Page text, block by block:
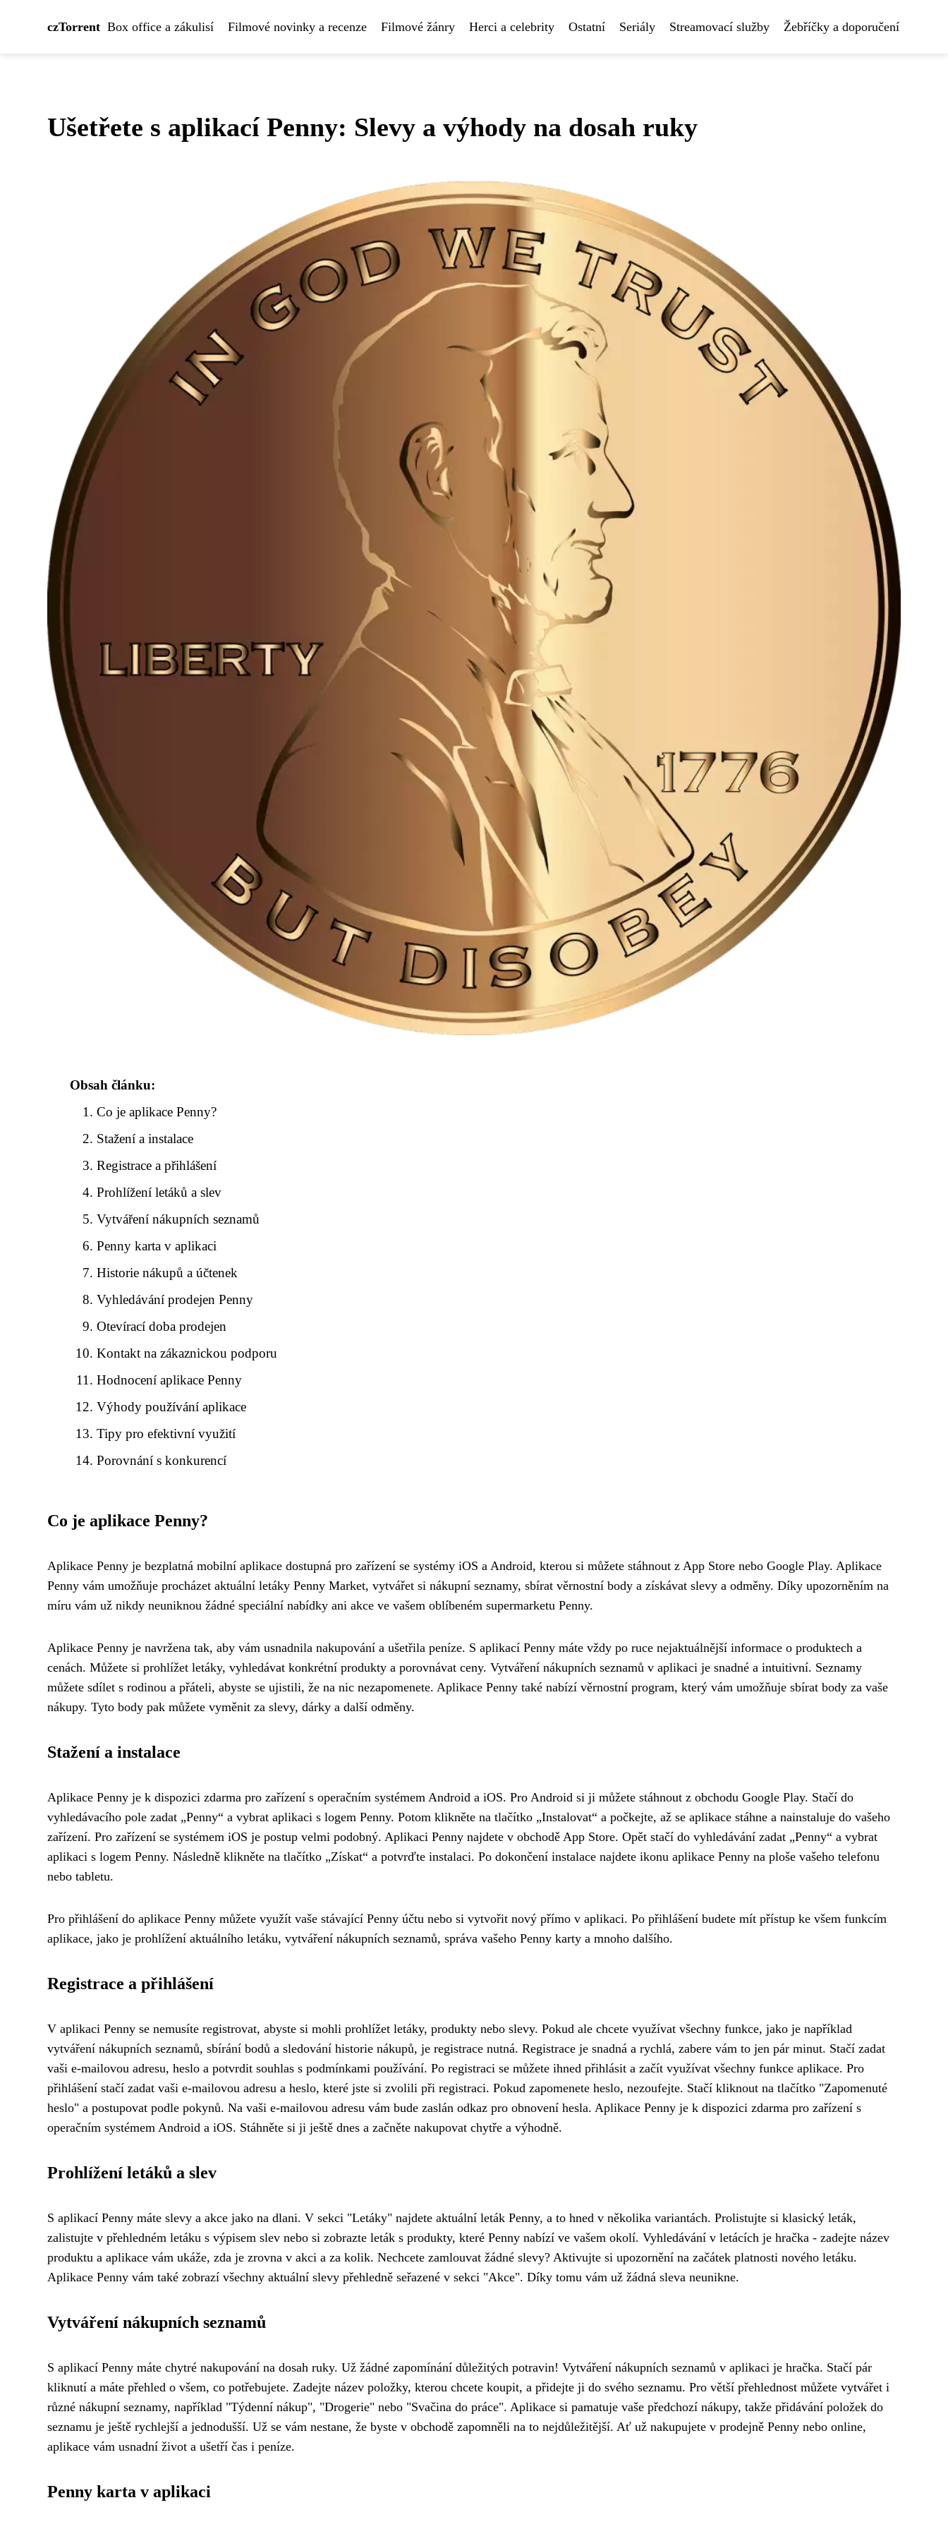
czTorrent Box office a zákulisí Filmové novinky a recenze Filmové žánry Herci a celebrity Ostatní Seriály Streamovací služby Žebříčky a doporučení
Ušetřete s aplikací Penny: Slevy a výhody na dosah ruky
Obsah článku:
Co je aplikace Penny?
Stažení a instalace
Registrace a přihlášení
Prohlížení letáků a slev
Vytváření nákupních seznamů
Penny karta v aplikaci
Historie nákupů a účtenek
Vyhledávání prodejen Penny
Otevírací doba prodejen
Kontakt na zákaznickou podporu
Hodnocení aplikace Penny
Výhody používání aplikace
Tipy pro efektivní využití
Porovnání s konkurencí
Co je aplikace Penny?
Aplikace Penny je bezplatná mobilní aplikace dostupná pro zařízení se systémy iOS a Android, kterou si můžete stáhnout z App Store nebo Google Play. Aplikace
Penny vám umožňuje procházet aktuální letáky Penny Market, vytvářet si nákupní seznamy, sbírat věrnostní body a získávat slevy a odměny. Díky upozorněním na
míru vám už nikdy neuniknou žádné speciální nabídky ani akce ve vašem oblíbeném supermarketu Penny.
Aplikace Penny je navržena tak, aby vám usnadnila nakupování a ušetřila peníze. S aplikací Penny máte vždy po ruce nejaktuálnější informace o produktech a
cenách. Můžete si prohlížet letáky, vyhledávat konkrétní produkty a porovnávat ceny. Vytváření nákupních seznamů v aplikaci je snadné a intuitivní. Seznamy
můžete sdílet s rodinou a přáteli, abyste se ujistili, že na nic nezapomenete. Aplikace Penny také nabízí věrnostní program, který vám umožňuje sbírat body za vaše
nákupy. Tyto body pak můžete vyměnit za slevy, dárky a další odměny.
Stažení a instalace
Aplikace Penny je k dispozici zdarma pro zařízení s operačním systémem Android a iOS. Pro Android si ji můžete stáhnout z obchodu Google Play. Stačí do
vyhledávacího pole zadat „Penny“ a vybrat aplikaci s logem Penny. Potom klikněte na tlačítko „Instalovat“ a počkejte, až se aplikace stáhne a nainstaluje do vašeho
zařízení. Pro zařízení se systémem iOS je postup velmi podobný. Aplikaci Penny najdete v obchodě App Store. Opět stačí do vyhledávání zadat „Penny“ a vybrat
aplikaci s logem Penny. Následně klikněte na tlačítko „Získat“ a potvrďte instalaci. Po dokončení instalace najdete ikonu aplikace Penny na ploše vašeho telefonu
nebo tabletu.
Pro přihlášení do aplikace Penny můžete využít vaše stávající Penny účtu nebo si vytvořit nový přímo v aplikaci. Po přihlášení budete mít přístup ke všem funkcím
aplikace, jako je prohlížení aktuálního letáku, vytváření nákupních seznamů, správa vašeho Penny karty a mnoho dalšího.
Registrace a přihlášení
V aplikaci Penny se nemusíte registrovat, abyste si mohli prohlížet letáky, produkty nebo slevy. Pokud ale chcete využívat všechny funkce, jako je například
vytváření nákupních seznamů, sbírání bodů a sledování historie nákupů, je registrace nutná. Registrace je snadná a rychlá, zabere vám to jen pár minut. Stačí zadat
vaši e-mailovou adresu, heslo a potvrdit souhlas s podmínkami používání. Po registraci se můžete ihned přihlásit a začít využívat všechny funkce aplikace. Pro
přihlášení stačí zadat vaši e-mailovou adresu a heslo, které jste si zvolili při registraci. Pokud zapomenete heslo, nezoufejte. Stačí kliknout na tlačítko "Zapomenuté
heslo" a postupovat podle pokynů. Na vaši e-mailovou adresu vám bude zaslán odkaz pro obnovení hesla. Aplikace Penny je k dispozici zdarma pro zařízení s
operačním systémem Android a iOS. Stáhněte si ji ještě dnes a začněte nakupovat chytře a výhodně.
Prohlížení letáků a slev
S aplikací Penny máte slevy a akce jako na dlani. V sekci "Letáky" najdete aktuální leták Penny, a to hned v několika variantách. Prolistujte si klasický leták,
zalistujte v přehledném letáku s výpisem slev nebo si zobrazte leták s produkty, které Penny nabízí ve vašem okolí. Vyhledávání v letácích je hračka - zadejte název
produktu a aplikace vám ukáže, zda je zrovna v akci a za kolik. Nechcete zamlouvat žádné slevy? Aktivujte si upozornění na začátek platnosti nového letáku.
Aplikace Penny vám také zobrazí všechny aktuální slevy přehledně seřazené v sekci "Akce". Díky tomu vám už žádná sleva neunikne.
Vytváření nákupních seznamů
S aplikací Penny máte chytré nakupování na dosah ruky. Už žádné zapomínání důležitých potravin! Vytváření nákupních seznamů v aplikaci je hračka. Stačí pár
kliknutí a máte přehled o všem, co potřebujete. Zadejte název položky, kterou chcete koupit, a přidejte ji do svého seznamu. Pro větší přehlednost můžete vytvářet i
různé nákupní seznamy, například "Týdenní nákup", "Drogerie" nebo "Svačina do práce". Aplikace si pamatuje vaše předchozí nákupy, takže přidávání položek do
seznamu je ještě rychlejší a jednodušší. Už se vám nestane, že byste v obchodě zapomněli na to nejdůležitější. Ať už nakupujete v prodejně Penny nebo online,
aplikace vám usnadní život a ušetří čas i peníze.
Penny karta v aplikaci